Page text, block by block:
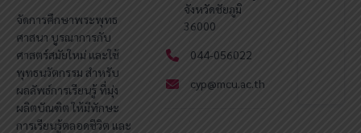
จัดการศึกษาพระพุทธ
ศาสนา บูรณาการกับ
ศาสตร์สมัยใหม่ และใช้
พุทธนวัตกรรม สำหรับ
ผลลัพธ์การเรียนรู้ ที่มุ่ง
ผลิตบัณฑิต ให้มีทักษะ
การเรียนรู้ตลอดชีวิต และ
จังหวัดชัยภูมิ
36000
044-056022
cyp@mcu.ac.th